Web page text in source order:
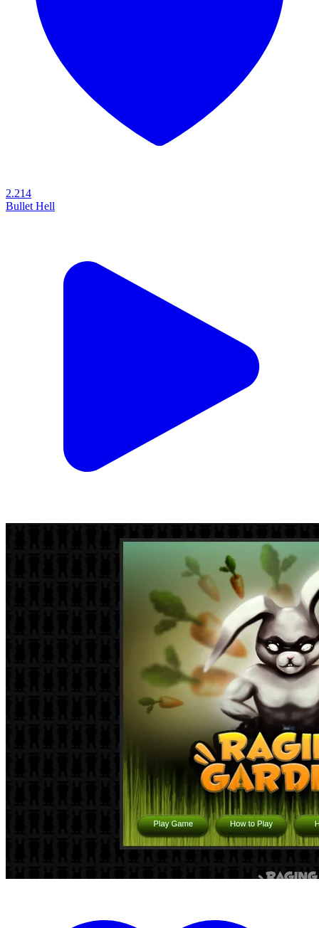
2.214
Bullet Hell